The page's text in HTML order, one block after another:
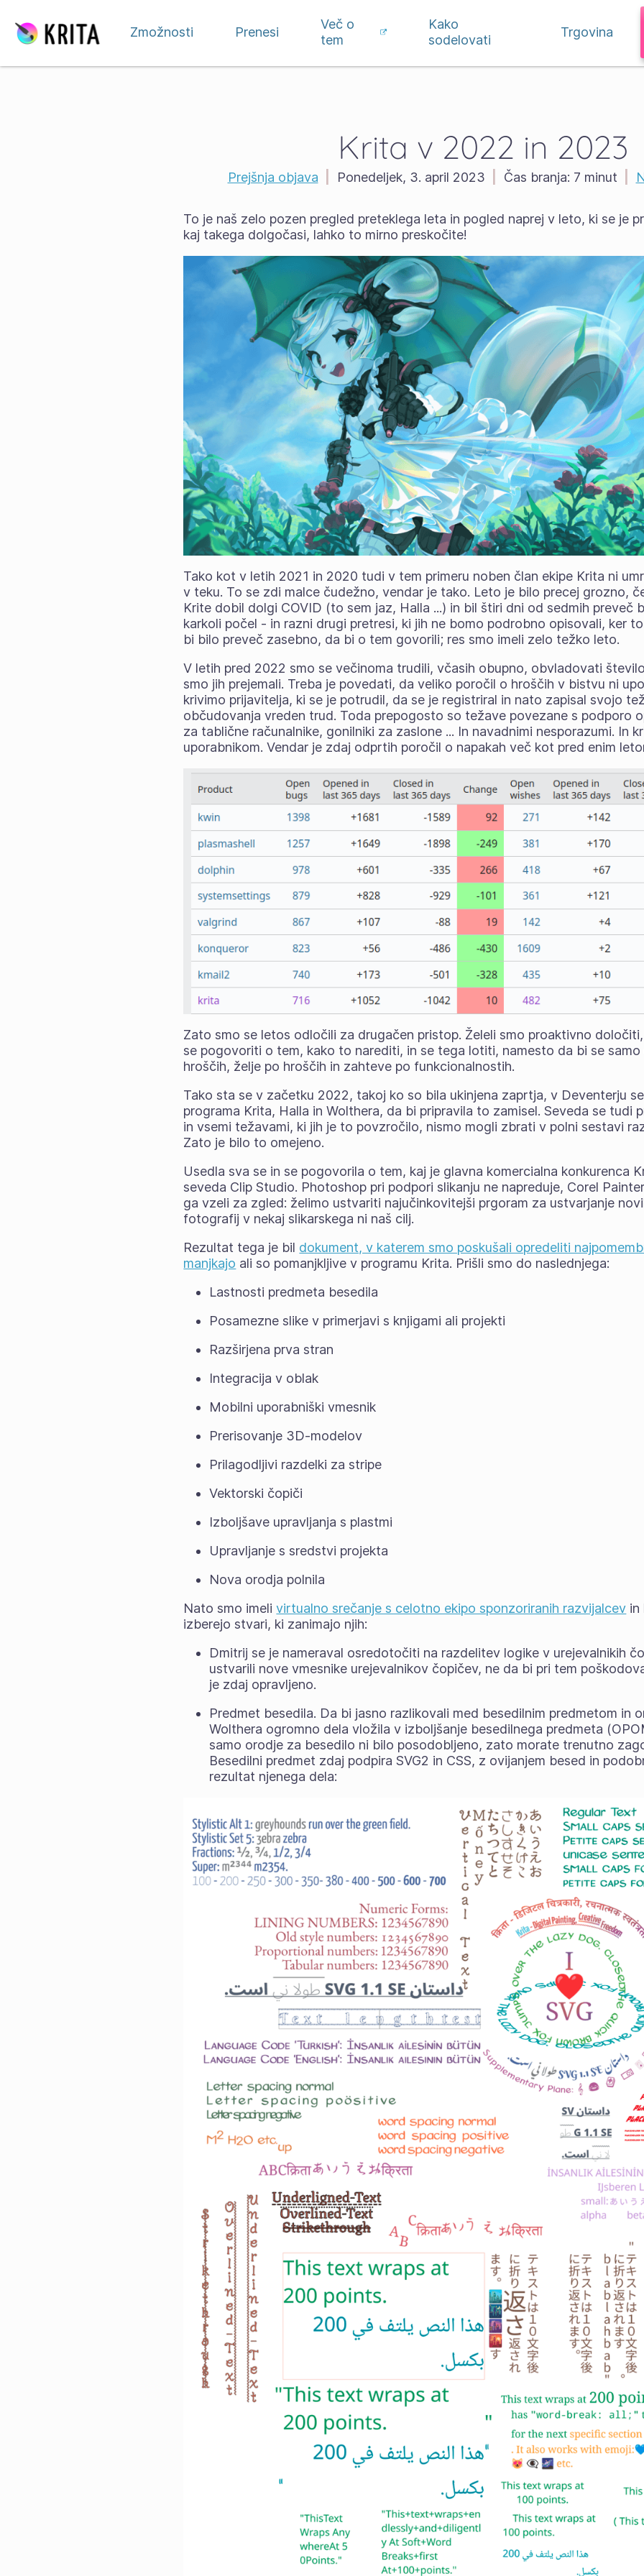
Zmožnosti
Prenesi
Več o
tem
Kako
sodelovati
Trgovina
Krita v 2022 in 2023
Prejšnja objava Ponedeljek, 3. april 2023 Čas branja: 7 minut
To je naš zelo pozen pregled preteklega leta in pogled naprej v leto, ki se je
kaj takega dolgočasi, lahko to mirno preskočite!
Tako kot v letih 2021 in 2020 tudi v tem primeru noben član ekipe Krita ni
v teku. To se zdi malce čudežno, vendar je tako. Leto je bilo precej grozno,
Krite dobil dolgi COVID (to sem jaz, Halla ...) in bil štiri dni od sedmih preveč
karkoli počel - in razni drugi pretresi, ki jih ne bomo podrobno opisovali, ker
bi bilo preveč zasebno, da bi o tem govorili; res smo imeli zelo težko leto.
V letih pred 2022 smo se večinoma trudili, včasih obupno, obvladovati
smo jih prejemali. Treba je povedati, da veliko poročil o hroščih v bistvu ni
krivimo prijavitelja, ki se je potrudil, da se je registriral in nato zapisal svojo
občudovanja vreden trud. Toda prepogosto so težave povezane s podporo
za tablične računalnike, gonilniki za zaslone ... In navadnimi nesporazumi. In
uporabnikom. Vendar je zdaj odprtih poročil o napakah več kot pred enim
Zato smo se letos odločili za drugačen pristop. Želeli smo proaktivno
se pogovoriti o tem, kako to narediti, in se tega lotiti, namesto da bi se
hroščih, želje po hroščih in zahteve po funkcionalnostih.
Tako sta se v začetku 2022, takoj ko so bila ukinjena zaprtja, v Deventerju
programa Krita, Halla in Wolthera, da bi pripravila to zamisel. Seveda se tudi
in vsemi težavami, ki jih je to povzročilo, nismo mogli zbrati v polni sestavi
Zato je bilo to omejeno.
Usedla sva se in se pogovorila o tem, kaj je glavna komercialna konkurenca
seveda Clip Studio. Photoshop pri podpori slikanju ne napreduje, Corel
ga vzeli za zgled: želimo ustvariti najučinkovitejši prgoram za ustvarjanje
fotografij v nekaj slikarskega ni naš cilj.
Rezultat tega je bil dokument, v katerem smo poskušali opredeliti
manjkajo ali so pomanjkljive v programu Krita. Prišli smo do naslednjega:
Lastnosti predmeta besedila
Posamezne slike v primerjavi s knjigami ali projekti
Razširjena prva stran
Integracija v oblak
Mobilni uporabniški vmesnik
Prerisovanje 3D-modelov
Prilagodljivi razdelki za stripe
Vektorski čopiči
Izboljšave upravljanja s plastmi
Upravljanje s sredstvi projekta
Nova orodja polnila
Nato smo imelivirtualno srečanje s celotno ekipo sponzoriranih razvijalcev in
izberejo stvari, ki zanimajo njih:
Dmitrij se je nameraval osredotočiti na razdelitev logike v urejevalnikih
ustvarili nove vmesnike urejevalnikov čopičev, ne da bi pri tem
je zdaj opravljeno.
Predmet besedila. Da bi jasno razlikovali med besedilnim predmetom in
Wolthera ogromno dela vložila v izboljšanje besedilnega predmeta
samo orodje za besedilo ni bilo posodobljeno, zato morate trenutno
Besedilni predmet zdaj podpira SVG2 in CSS, z ovijanjem besed in
rezultat njenega dela: